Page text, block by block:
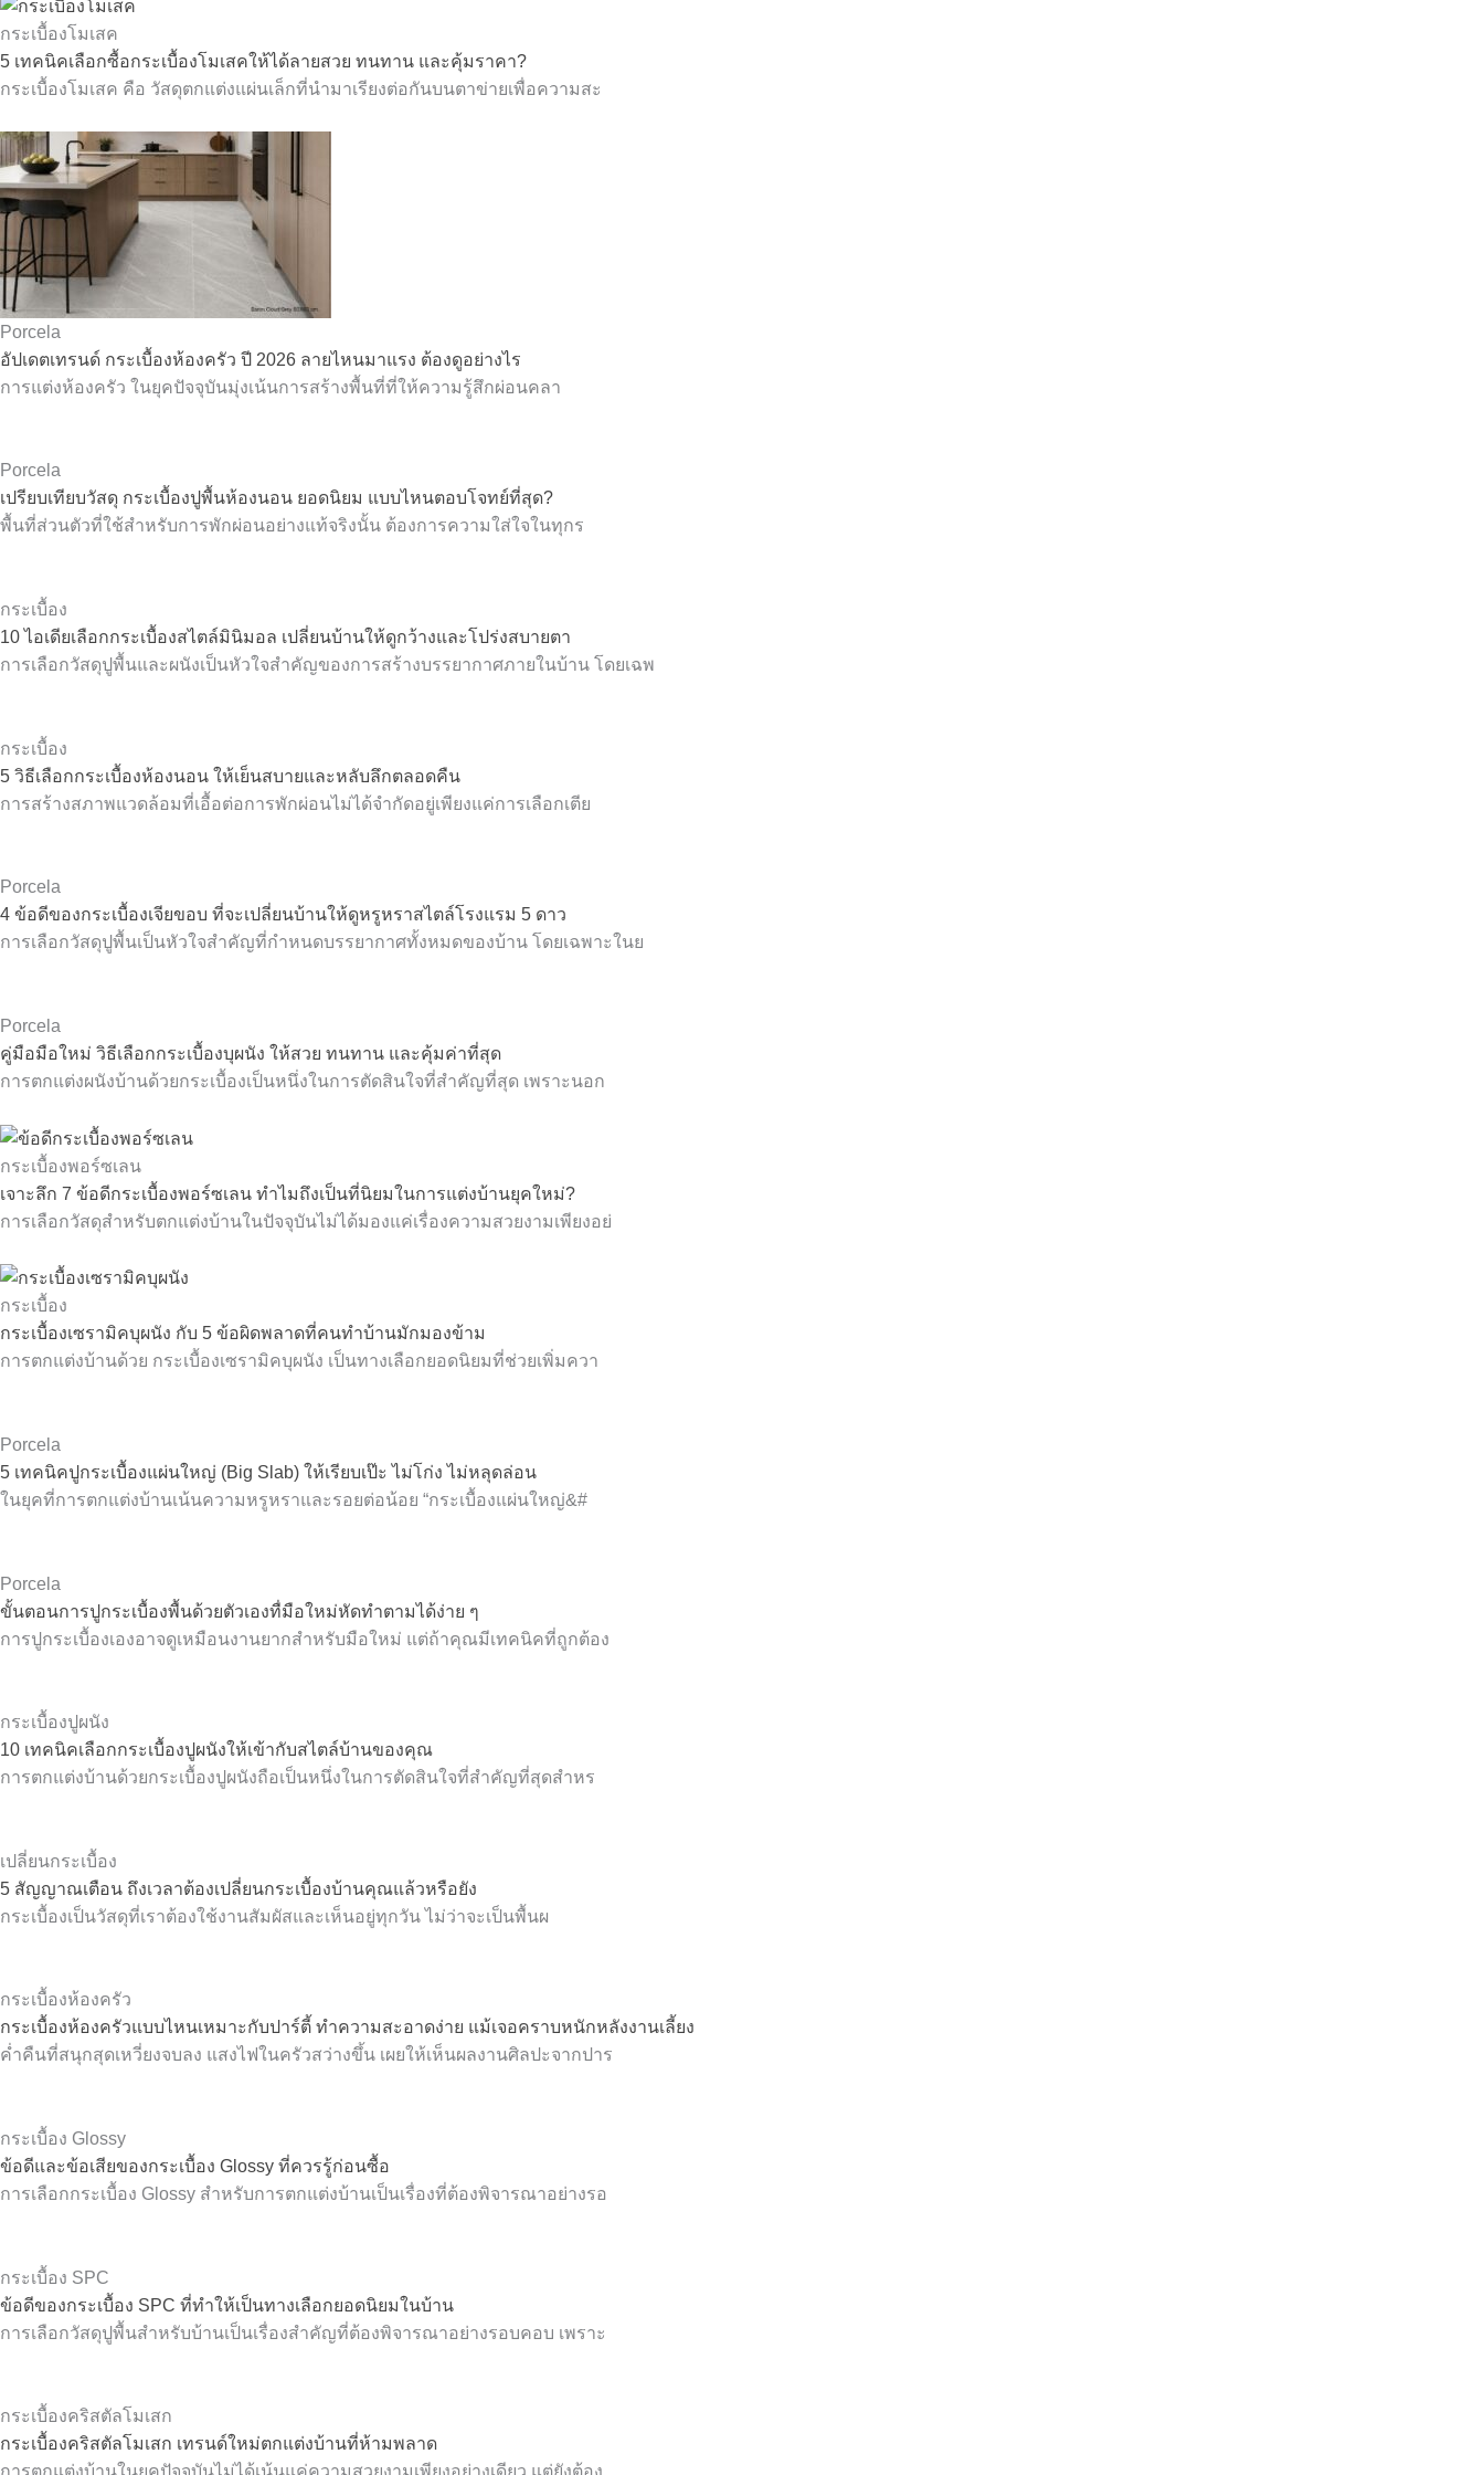
กระเบื้องโมเสค
5 เทคนิคเลือกซื้อกระเบื้องโมเสคให้ได้ลายสวย ทนทาน และคุ้มราคา?
กระเบื้องโมเสค คือ วัสดุตกแต่งแผ่นเล็กที่นำมาเรียงต่อกันบนตาข่ายเพื่อความสะ
Porcela
อัปเดตเทรนด์ กระเบื้องห้องครัว ปี 2026 ลายไหนมาแรง ต้องดูอย่างไร
การแต่งห้องครัว ในยุคปัจจุบันมุ่งเน้นการสร้างพื้นที่ที่ให้ความรู้สึกผ่อนคลา
Porcela
เปรียบเทียบวัสดุ กระเบื้องปูพื้นห้องนอน ยอดนิยม แบบไหนตอบโจทย์ที่สุด?
พื้นที่ส่วนตัวที่ใช้สำหรับการพักผ่อนอย่างแท้จริงนั้น ต้องการความใส่ใจในทุกร
กระเบื้อง
10 ไอเดียเลือกกระเบื้องสไตล์มินิมอล เปลี่ยนบ้านให้ดูกว้างและโปร่งสบายตา
การเลือกวัสดุปูพื้นและผนังเป็นหัวใจสำคัญของการสร้างบรรยากาศภายในบ้าน โดยเฉพ
กระเบื้อง
5 วิธีเลือกกระเบื้องห้องนอน ให้เย็นสบายและหลับลึกตลอดคืน
การสร้างสภาพแวดล้อมที่เอื้อต่อการพักผ่อนไม่ได้จำกัดอยู่เพียงแค่การเลือกเตีย
Porcela
4 ข้อดีของกระเบื้องเจียขอบ ที่จะเปลี่ยนบ้านให้ดูหรูหราสไตล์โรงแรม 5 ดาว
การเลือกวัสดุปูพื้นเป็นหัวใจสำคัญที่กำหนดบรรยากาศทั้งหมดของบ้าน โดยเฉพาะในย
Porcela
คู่มือมือใหม่ วิธีเลือกกระเบื้องบุผนัง ให้สวย ทนทาน และคุ้มค่าที่สุด
การตกแต่งผนังบ้านด้วยกระเบื้องเป็นหนึ่งในการตัดสินใจที่สำคัญที่สุด เพราะนอก
กระเบื้องพอร์ซเลน
เจาะลึก 7 ข้อดีกระเบื้องพอร์ซเลน ทำไมถึงเป็นที่นิยมในการแต่งบ้านยุคใหม่?
การเลือกวัสดุสำหรับตกแต่งบ้านในปัจจุบันไม่ได้มองแค่เรื่องความสวยงามเพียงอย่
กระเบื้อง
กระเบื้องเซรามิคบุผนัง กับ 5 ข้อผิดพลาดที่คนทำบ้านมักมองข้าม
การตกแต่งบ้านด้วย กระเบื้องเซรามิคบุผนัง เป็นทางเลือกยอดนิยมที่ช่วยเพิ่มควา
Porcela
5 เทคนิคปูกระเบื้องแผ่นใหญ่ (Big Slab) ให้เรียบเป๊ะ ไม่โก่ง ไม่หลุดล่อน
ในยุคที่การตกแต่งบ้านเน้นความหรูหราและรอยต่อน้อย “กระเบื้องแผ่นใหญ่&#
Porcela
ขั้นตอนการปูกระเบื้องพื้นด้วยตัวเองทื่มือใหม่หัดทำตามได้ง่าย ๆ
การปูกระเบื้องเองอาจดูเหมือนงานยากสำหรับมือใหม่ แต่ถ้าคุณมีเทคนิคที่ถูกต้อง
กระเบื้องปูผนัง
10 เทคนิคเลือกกระเบื้องปูผนังให้เข้ากับสไตล์บ้านของคุณ
การตกแต่งบ้านด้วยกระเบื้องปูผนังถือเป็นหนึ่งในการตัดสินใจที่สำคัญที่สุดสำหร
เปลี่ยนกระเบื้อง
5 สัญญาณเตือน ถึงเวลาต้องเปลี่ยนกระเบื้องบ้านคุณแล้วหรือยัง
กระเบื้องเป็นวัสดุที่เราต้องใช้งานสัมผัสและเห็นอยู่ทุกวัน ไม่ว่าจะเป็นพื้นผ
กระเบื้องห้องครัว
กระเบื้องห้องครัวแบบไหนเหมาะกับปาร์ตี้ ทำความสะอาดง่าย แม้เจอคราบหนักหลังงานเลี้ยง
ค่ำคืนที่สนุกสุดเหวี่ยงจบลง แสงไฟในครัวสว่างขึ้น เผยให้เห็นผลงานศิลปะจากปาร
กระเบื้อง Glossy
ข้อดีและข้อเสียของกระเบื้อง Glossy ที่ควรรู้ก่อนซื้อ
การเลือกกระเบื้อง Glossy สำหรับการตกแต่งบ้านเป็นเรื่องที่ต้องพิจารณาอย่างรอ
กระเบื้อง SPC
ข้อดีของกระเบื้อง SPC ที่ทำให้เป็นทางเลือกยอดนิยมในบ้าน
การเลือกวัสดุปูพื้นสำหรับบ้านเป็นเรื่องสำคัญที่ต้องพิจารณาอย่างรอบคอบ เพราะ
กระเบื้องคริสตัลโมเสก
กระเบื้องคริสตัลโมเสก เทรนด์ใหม่ตกแต่งบ้านที่ห้ามพลาด